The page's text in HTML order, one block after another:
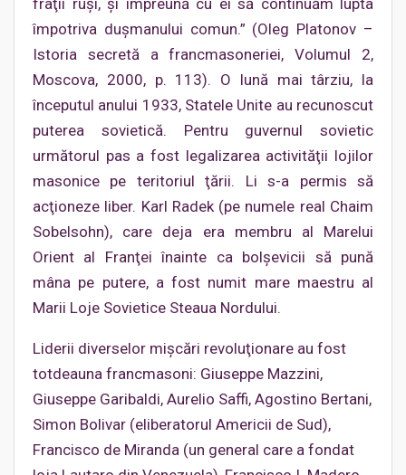
fraţii ruşi, şi împreună cu ei să continuăm lupta
împotriva duşmanului comun.” (Oleg Platonov –
Istoria secretă a francmasoneriei, Volumul 2,
Moscova, 2000, p. 113). O lună mai târziu, la
începutul anului 1933, Statele Unite au recunoscut
puterea sovietică. Pentru guvernul sovietic
următorul pas a fost legalizarea activităţii lojilor
masonice pe teritoriul ţării. Li s-a permis să
acţioneze liber. Karl Radek (pe numele real Chaim
Sobelsohn), care deja era membru al Marelui
Orient al Franţei înainte ca bolşevicii să pună
mâna pe putere, a fost numit mare maestru al
Marii Loje Sovietice Steaua Nordului.
Liderii diverselor mişcări revoluţionare au fost
totdeauna francmasoni: Giuseppe Mazzini,
Giuseppe Garibaldi, Aurelio Saffi, Agostino Bertani,
Simon Bolivar (eliberatorul Americii de Sud),
Francisco de Miranda (un general care a fondat